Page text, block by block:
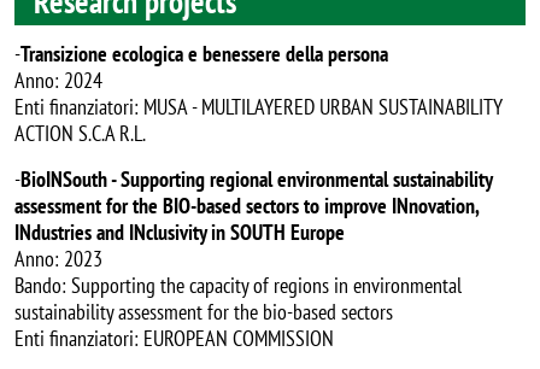
-Transizione ecologica e benessere della persona
Anno: 2024
Enti finanziatori: MUSA - MULTILAYERED URBAN SUSTAINABILITY
ACTION S.C.A R.L.
-BioINSouth - Supporting regional environmental sustainability
assessment for the BIO-based sectors to improve INnovation,
INdustries and INclusivity in SOUTH Europe
Anno: 2023
Bando: Supporting the capacity of regions in environmental
sustainability assessment for the bio-based sectors
Enti finanziatori: EUROPEAN COMMISSION